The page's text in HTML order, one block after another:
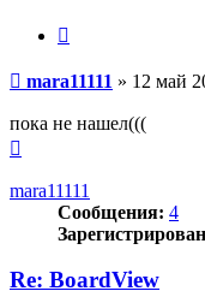
Сообщение
mara11111 » 12 май
пока не нашел(((
началу
mara11111
Сообщения: 4
Re: BoardView